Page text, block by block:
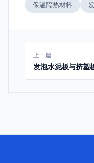
保温隔热材料
上一篇
发泡水泥板与挤塑